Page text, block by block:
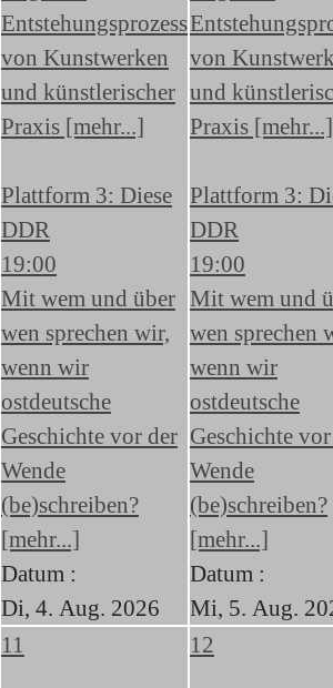
Entstehungsprozess
von Kunstwerken
und künstlerischer
Praxis [mehr...]
Plattform 3: Diese
DDR
19:00
Mit wem und über
wen sprechen wir,
wenn wir
ostdeutsche
Geschichte vor der
Wende
(be)schreiben?
[mehr...]
Datum :
Di, 4. Aug. 2026
von
und
Praxis [mehr...]
Plattform 3:
DDR
19:00
Mit wem und
wen sprechen
wenn wir
ostdeutsche
Geschichte
Wende
(be)schreiben?
[mehr...]
Datum :
Mi, 5. Aug.
11 12